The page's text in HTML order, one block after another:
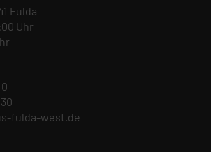
Fulda
Uhr
fulda-west.de